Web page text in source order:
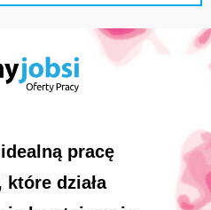
pracę
które działa